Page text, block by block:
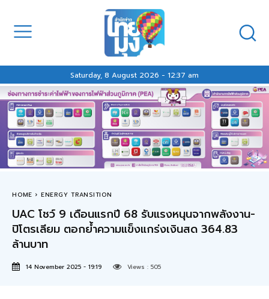
Saturday, 8 August 2026 - 12:37 am
HOME ENERGY TRANSITION
UAC โชว์ 9 เดือนแรกปี 68 รับแรงหนุนจากพลังงาน-
ปิโตรเลียม ตอกย้ำความแข็งแกร่งเงินสด 364.83
ล้านบาท
14 November 2025 - 19:19 Views : 505